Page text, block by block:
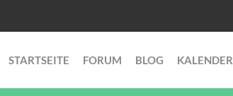
STARTSEITE FORUM BLOG KALENDER